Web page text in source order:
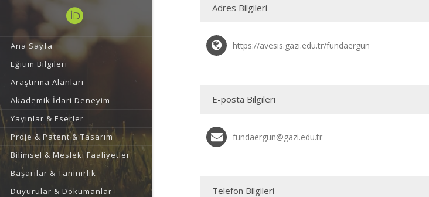
Ana Sayfa
Eğitim Bilgileri
Araştırma Alanları
Akademik İdari Deneyim
Yayınlar & Eserler
Proje & Patent & Tasarım
Bilimsel & Mesleki Faaliyetler
Başarılar & Tanınırlık
Duyurular & Dokümanlar
Adres Bilgileri
https://avesis.gazi.edu.tr/fundaergun
E-posta Bilgileri
fundaergun@gazi.edu.tr
Telefon Bilgileri